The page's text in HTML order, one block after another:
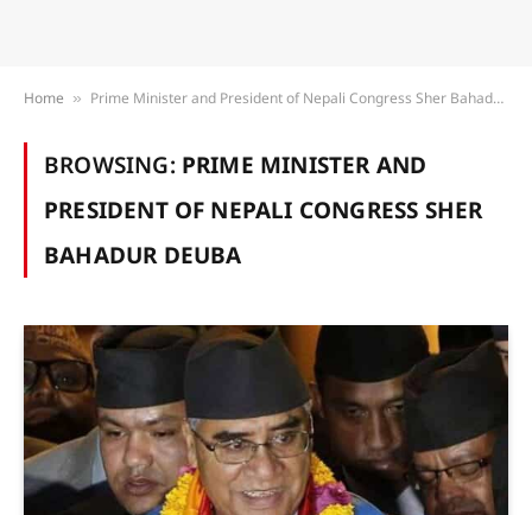
Home » Prime Minister and President of Nepali Congress Sher Bahadur Deuba
BROWSING: PRIME MINISTER AND
PRESIDENT OF NEPALI CONGRESS SHER
BAHADUR DEUBA